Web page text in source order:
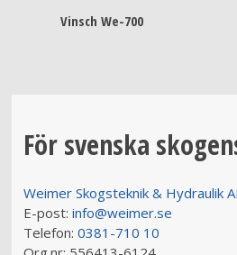
Vinsch
För svenska
Weimer Skogsteknik & Hydraulik
E-post: info@weimer.se
Telefon: 0381-710 10